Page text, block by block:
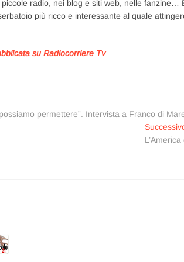
radio, nei blog e siti web, nelle fanzine…
più ricco e interessante al quale
su Radiocorriere Tv
permettere”. Intervista a Franco di